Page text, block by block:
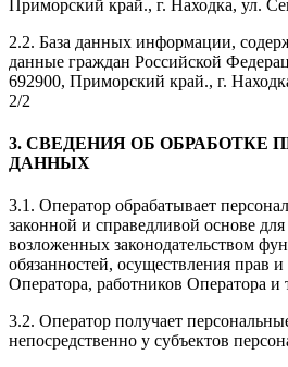
Приморский край., г. Находка, ул.
2.2. База данных информации,
данные граждан Российской
692900, Приморский край., г.
2/2
3. СВЕДЕНИЯ ОБ ОБРАБОТКЕ
ДАННЫХ
3.1. Оператор обрабатывает
законной и справедливой основе
возложенных законодательством
обязанностей, осуществления прав
Оператора, работников Оператора и
3.2. Оператор получает
непосредственно у субъектов